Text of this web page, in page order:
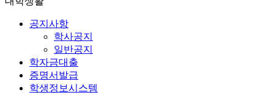
공지사항
학사공지
일반공지
학자금대출
증명서발급
학생정보시스템